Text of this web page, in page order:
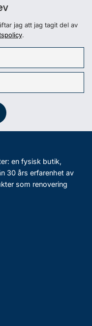
jag att jag tagit del av
.
en fysisk butik,
30 års erfarenhet av
som renovering